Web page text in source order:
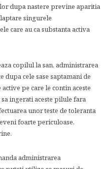
dupa nastere previne aparitia
singurele
care au ca substanta activa
copilul la san, administrarea
dupa cele sase saptamani de
pe care le contin aceste
ingerati aceste pilule fara
unor teste de toleranta
foarte periculoase,
administrarea